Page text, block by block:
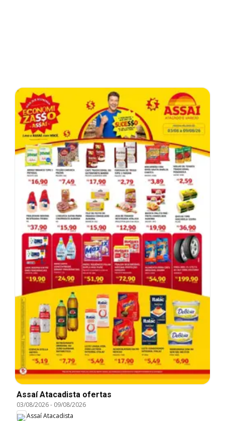
Assaí Atacadista ofertas
03/08/2026- 09/08/2026
Assaí Atacadista